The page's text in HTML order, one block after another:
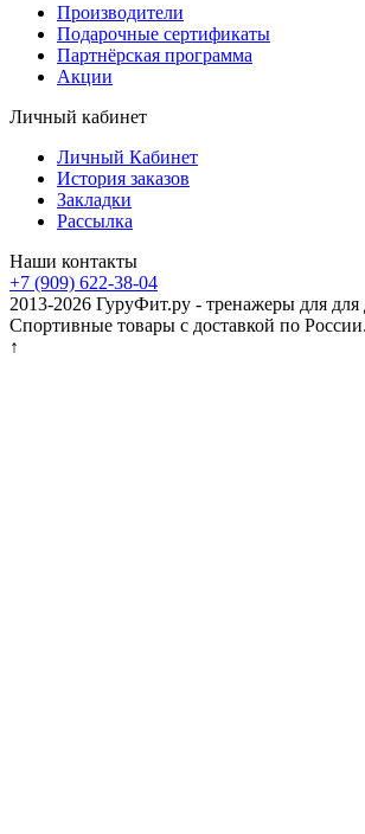
Производители
Подарочные сертификаты
Партнёрская программа
Акции
Личный кабинет
Личный Кабинет
История заказов
Закладки
Рассылка
Наши контакты
+7 (909) 622-38-04
2013-2026 ГуруФит.ру - тренажеры для для
Спортивные товары с доставкой по России.
↑